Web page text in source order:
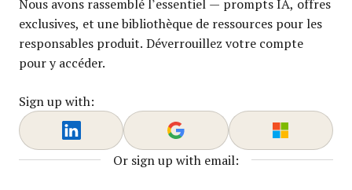
Nous avons rassemblé l’essentiel — prompts IA, offres
exclusives, et une bibliothèque de ressources pour les
responsables produit. Déverrouillez votre compte
pour y accéder.
Sign up with:
Or sign up with email: